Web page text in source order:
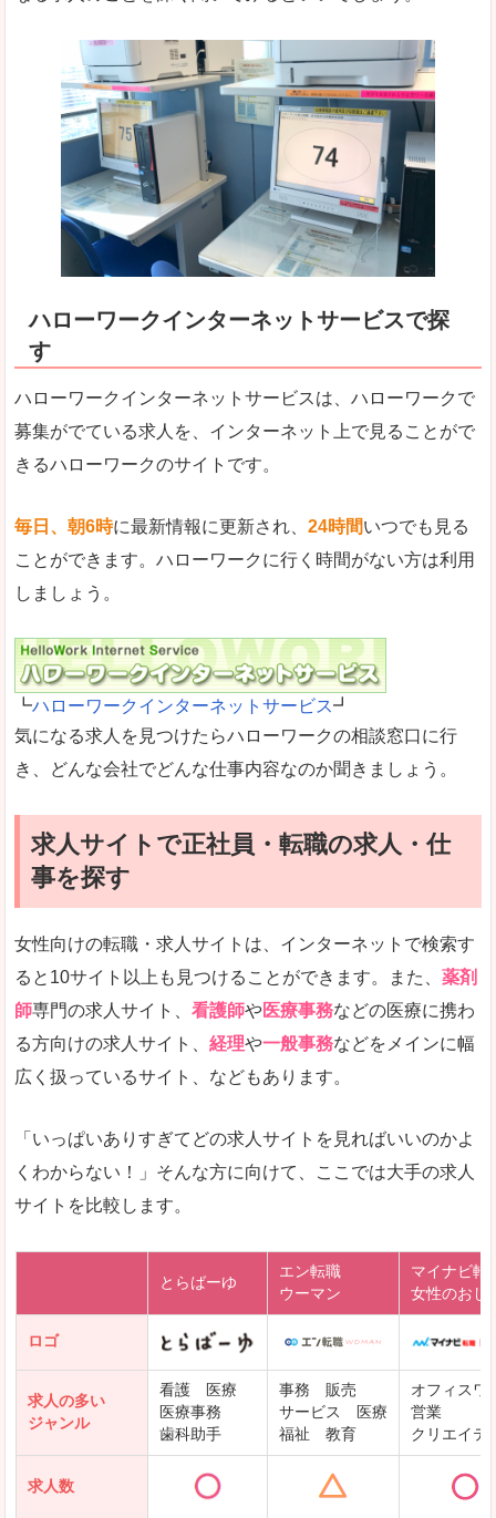
ハローワークインターネットサービスで探
す
ハローワークインターネットサービスは、ハローワークで
募集がでている求人を、インターネット上で見ることがで
きるハローワークのサイトです。
毎日、朝6時に最新情報に更新され、 24時間いつでも見る
ことができます。ハローワークに行く時間がない方は利用
しましょう。
┗ハローワークインターネットサービス┛
気になる求人を見つけたらハローワークの相談窓口に行
き、どんな会社でどんな仕事内容なのか聞きましょう。
求人サイトで正社員・転職の求人・仕
事を探す
女性向けの転職・求人サイトは、インターネットで検索す
ると10サイト以上も見つけることができます。また、 薬剤
師専門の求人サイト、 看護師や医療事務などの医療に携わ
る方向けの求人サイト、 経理や一般事務などをメインに幅
広く扱っているサイト、などもあります。
「いっぱいありすぎてどの求人サイトを見ればいいのかよ
くわからない！」そんな方に向けて、ここでは大手の求人
サイトを比較します。
とらばーゆ
エン転職
ウーマン
マイナビ転
女性のおし
ロゴ
求人の多い
ジャンル
看護 医療
医療事務
歯科助手
事務 販売
サービス 医療
福祉 教育
オフィスワ
営業
クリエイテ
求人数